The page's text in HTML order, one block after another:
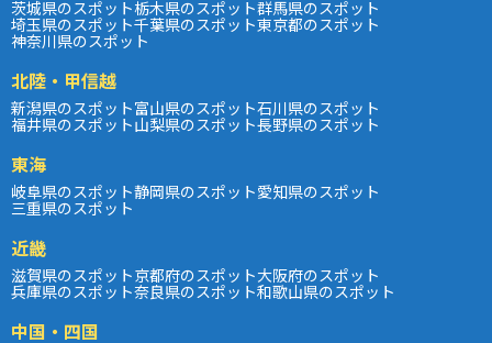
茨城県のスポット栃木県のスポット群馬県のスポット
埼玉県のスポット千葉県のスポット東京都のスポット
神奈川県のスポット
北陸・甲信越
新潟県のスポット富山県のスポット石川県のスポット
福井県のスポット山梨県のスポット長野県のスポット
東海
岐阜県のスポット静岡県のスポット愛知県のスポット
三重県のスポット
近畿
滋賀県のスポット京都府のスポット大阪府のスポット
兵庫県のスポット奈良県のスポット和歌山県のスポット
中国・四国